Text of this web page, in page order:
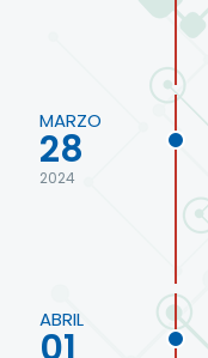
MARZO
28
2024
ABRIL